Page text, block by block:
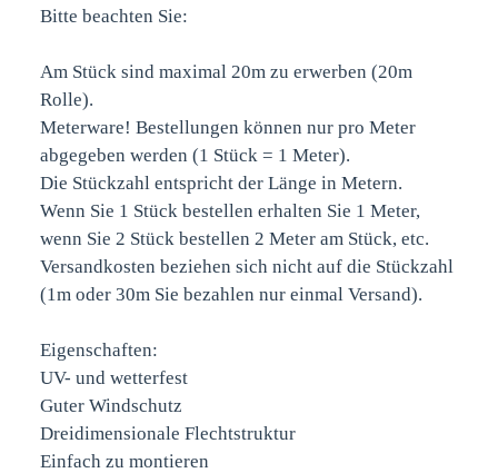
Bitte beachten Sie:
Am Stück sind maximal 20m zu erwerben (20m
Rolle).
Meterware! Bestellungen können nur pro Meter
abgegeben werden (1 Stück = 1 Meter).
Die Stückzahl entspricht der Länge in Metern.
Wenn Sie 1 Stück bestellen erhalten Sie 1 Meter,
wenn Sie 2 Stück bestellen 2 Meter am Stück, etc.
Versandkosten beziehen sich nicht auf die Stückzahl
(1m oder 30m Sie bezahlen nur einmal Versand).
Eigenschaften:
UV- und wetterfest
Guter Windschutz
Dreidimensionale Flechtstruktur
Einfach zu montieren